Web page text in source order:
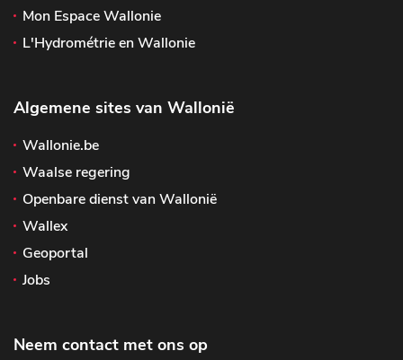
Mon Espace Wallonie
L'Hydrométrie en Wallonie
Algemene sites van Wallonië
Wallonie.be
Waalse regering
Openbare dienst van Wallonië
Wallex
Geoportal
Jobs
Neem contact met ons op